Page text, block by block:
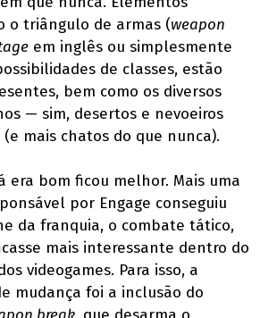
o triângulo de armas (weapon
em inglês ou simplesmente
de classes, estão
bem como os diversos
— sim, desertos e nevoeiros
mais chatos do que nunca).
era bom ficou melhor. Mais uma
por Engage conseguiu
da franquia, o combate tático,
mais interessante dentro do
videogames. Para isso, a
mudança foi a inclusão do